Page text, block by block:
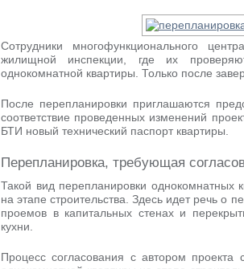
Сотрудники многофункционального
жилищной инспекции, где их
однокомнатной квартиры. Только после
После перепланировки приглашаются
соответствие проведенных изменений
БТИ новый технический паспорт квартиры.
Перепланировка, требующая
Такой вид перепланировки
на этапе строительства. Здесь идет речь о
проемов в капитальных стенах и
кухни.
Процесс согласования с автором